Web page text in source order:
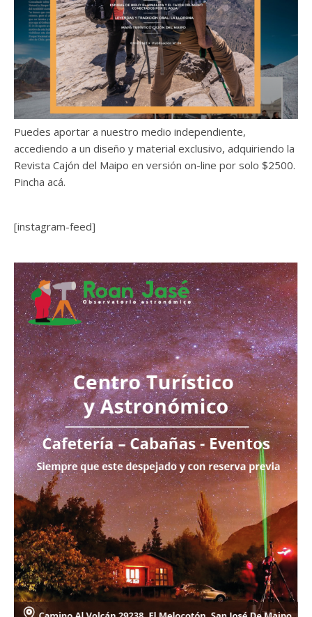
Puedes aportar a nuestro medio independiente,
accediendo a un diseño y material exclusivo, adquiriendo la
Revista Cajón del Maipo en versión on-line por solo $2500.
Pincha acá.
[instagram-feed]